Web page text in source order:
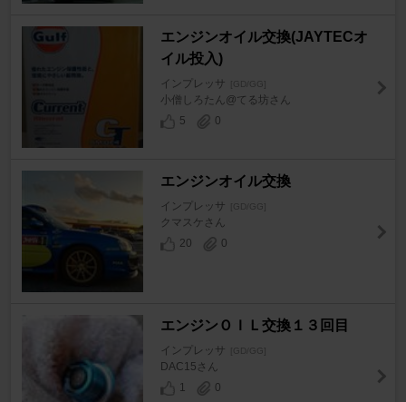
エンジンオイル交換(JAYTECオ
イル投入)
インプレッサ [GD/GG]
小僧しろたん@てる坊さん
5
0
エンジンオイル交換
インプレッサ [GD/GG]
クマスケさん
20
0
エンジンＯＩＬ交換１３回目
インプレッサ [GD/GG]
DAC15さん
1
0